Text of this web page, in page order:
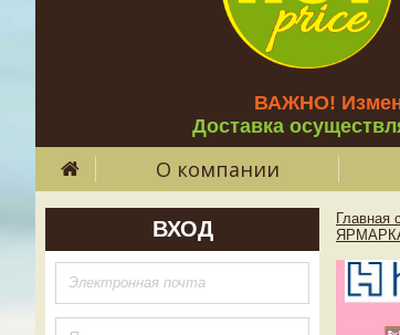
ВАЖНО!
Доставка
О компании
ВХОД Главная